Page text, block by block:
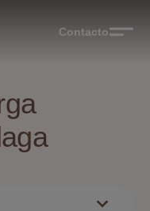
Contacto